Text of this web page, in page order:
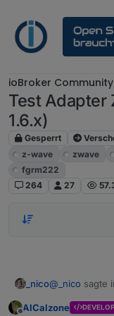
ioBroker
Test Adapter
1.6.x)
Gesperrt
z-wave
zwave
fgrm222
264
27
_nico@ _nico sagte
AlCalzone